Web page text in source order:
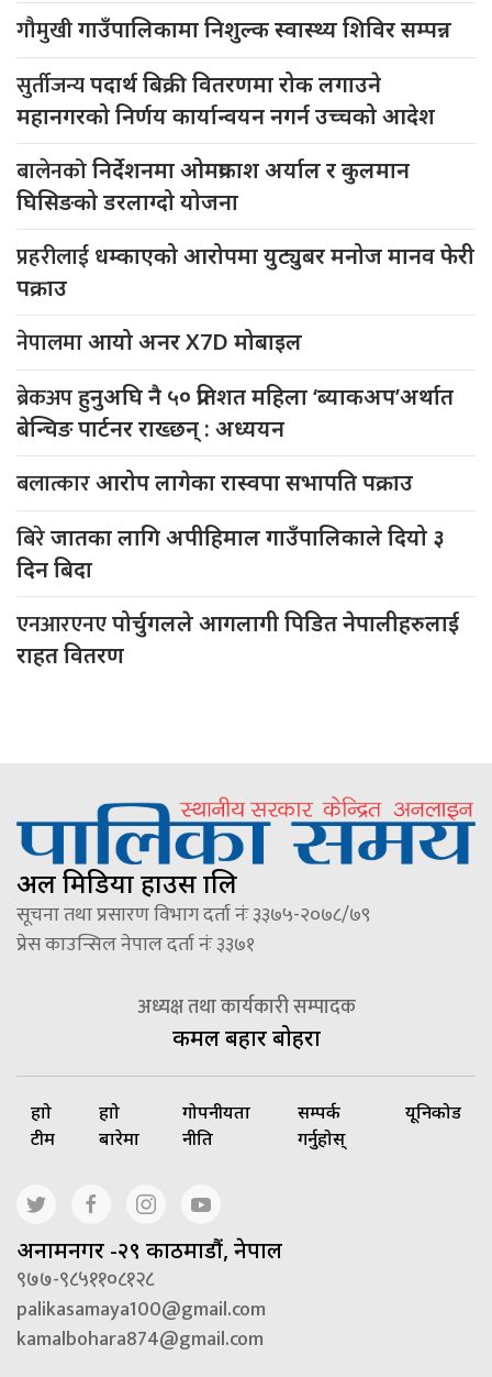
गौमुखीगाउँपालिकामा निशुल्क स्वास्थ्य शिविर सम्पन्न
सुर्तीजन्यपदार्थ बिक्री वितरणमा रोक लगाउने
महानगरको निर्णय कार्यान्वयन नगर्न उच्चको आदेश
बालेनकोनिर्देशनमा ओमप्रकाश अर्याल र कुलमान
घिसिङको डरलाग्दो योजना
प्रहरीलाई धम्काएको आरोपमा युट्युबर मनोज मानव फेरी
पक्राउ
नेपालमाआयो अनर X7D मोबाइल
ब्रेकअपहुनुअघि नै ५० प्रतिशत महिला ‘ब्याकअप’अर्थात
बेन्चिङ पार्टनर राख्छन् : अध्ययन
बलात्कारआरोप लागेका रास्वपा सभापति पक्राउ
बिरेजातका लागि अपीहिमाल गाउँपालिकाले दियो ३
दिन बिदा
एनआरएनएपोर्चुगलले आगलागी पिडित नेपालीहरुलाई
राहत वितरण
अल मिडिया हाउस प्रालि
सूचना तथा प्रसारण विभाग दर्ता नंः ३३७५-२०७८/७९
प्रेस काउन्सिल नेपाल दर्ता नंः ३३७१
अध्यक्ष तथा कार्यकारी सम्पादक
कमल बहादुर बोहरा
हाम्रो
टीम
हाम्रो
बारेमा
गोपनीयता
नीति
सम्पर्क
गर्नुहोस्
यूनिकोड
अनामनगर -२९ काठमाडौं, नेपाल
९७७-९८५११०८१२८
palikasamaya100@gmail.com
kamalbohara874@gmail.com